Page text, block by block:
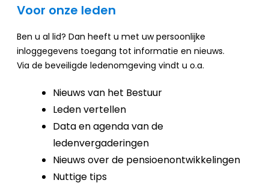
Voor onze leden
Ben u al lid? Dan heeft u met uw persoonlijke
inloggegevens toegang tot informatie en nieuws.
Via de beveiligde ledenomgeving vindt u o.a.
Nieuws van het Bestuur
Leden vertellen
Data en agenda van de
ledenvergaderingen
Nieuws over de pensioenontwikkelingen
Nuttige tips